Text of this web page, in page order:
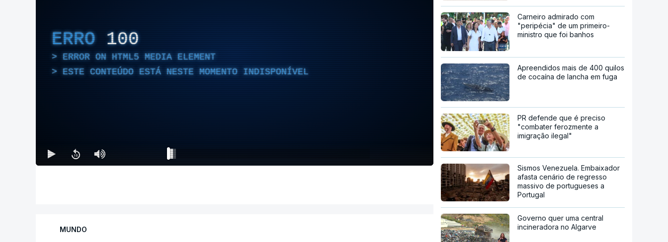
ERRO 100
ERROR ON HTML5 MEDIA ELEMENT
ESTE CONTEÚDO ESTÁ NESTE MOMENTO INDISPONÍVEL
MUNDO
Carneiro admirado com
"peripécia" de um primeiro-
ministro que foi banhos
Apreendidos mais de 400 quilos
de cocaína de lancha em fuga
PR defende que é preciso
"combater ferozmente a
imigração ilegal"
Sismos Venezuela. Embaixador
afasta cenário de regresso
massivo de portugueses a
Portugal
Governo quer uma central
incineradora no Algarve